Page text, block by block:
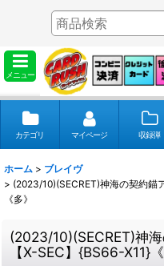
メニュー
カテゴリ マイページ 収録弾
ホーム > ブレイヴ
> (2023/10)(SECRET)神海の契約錨
《多》
(2023/10)(SECRET)神
【X-SEC】{BS66-X11}《